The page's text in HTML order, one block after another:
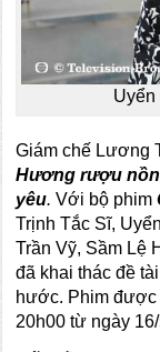
Giám chế Lương
Hương rượu
yêu.Với bộ phim
Trịnh Tắc Sĩ,
Trần Vỹ, Sầm Lệ
đã khai thác đề
hước. Phim được
20h00 từ ngày